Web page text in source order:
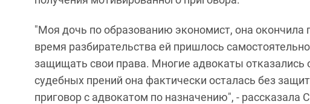
"Моя дочь по образованию экономист, она окончила
время разбирательства ей пришлось
защищать свои права. Многие адвокаты отказались
судебных прений она фактически осталась без
приговор с адвокатом по назначению", - рассказала